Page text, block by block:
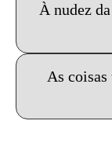
À nudez
As coisas